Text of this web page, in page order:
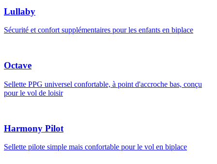
Lullaby
Sécurité et confort supplémentaires pour les enfants en biplace
Octave
Sellette PPG universel confortable, à point d'accroche bas, conçu
pour le vol de loisir
Harmony Pilot
Sellette pilote simple mais confortable pour le vol en biplace